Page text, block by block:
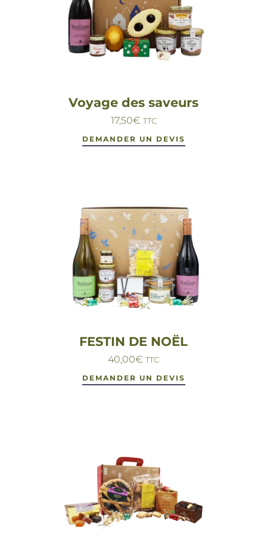
Voyage des saveurs
17,50€ TTC
DEMANDER UN DEVIS
FESTIN DE NOËL
40,00€ TTC
DEMANDER UN DEVIS